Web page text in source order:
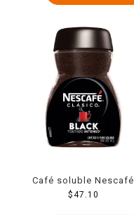
Café soluble Nescafé
Clásico Black 40 g
$47.10